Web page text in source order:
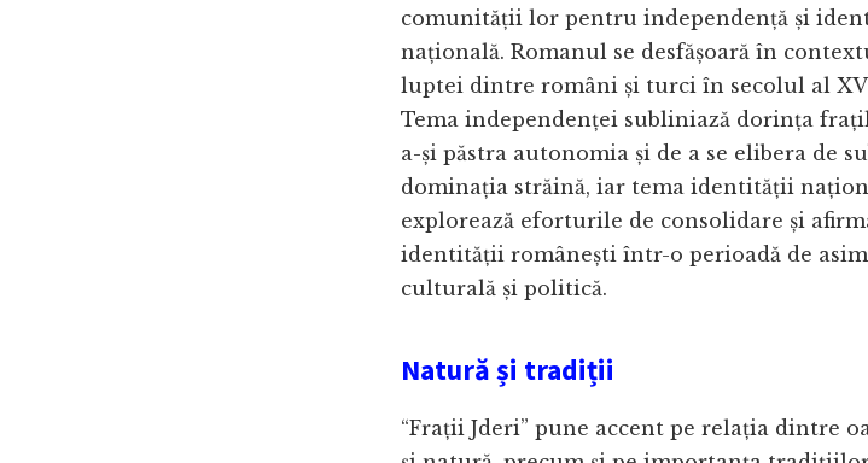
comunității lor pentru independență și
națională. Romanul se desfășoară în
luptei dintre români și turci în secolul al
Tema independenței subliniază dorința
a-și păstra autonomia și de a se elibera de
dominația străină, iar tema identității
explorează eforturile de consolidare și
identității românești într-o perioadă de
culturală și politică.
Natură și tradiții
“Frații Jderi” pune accent pe relația dintre